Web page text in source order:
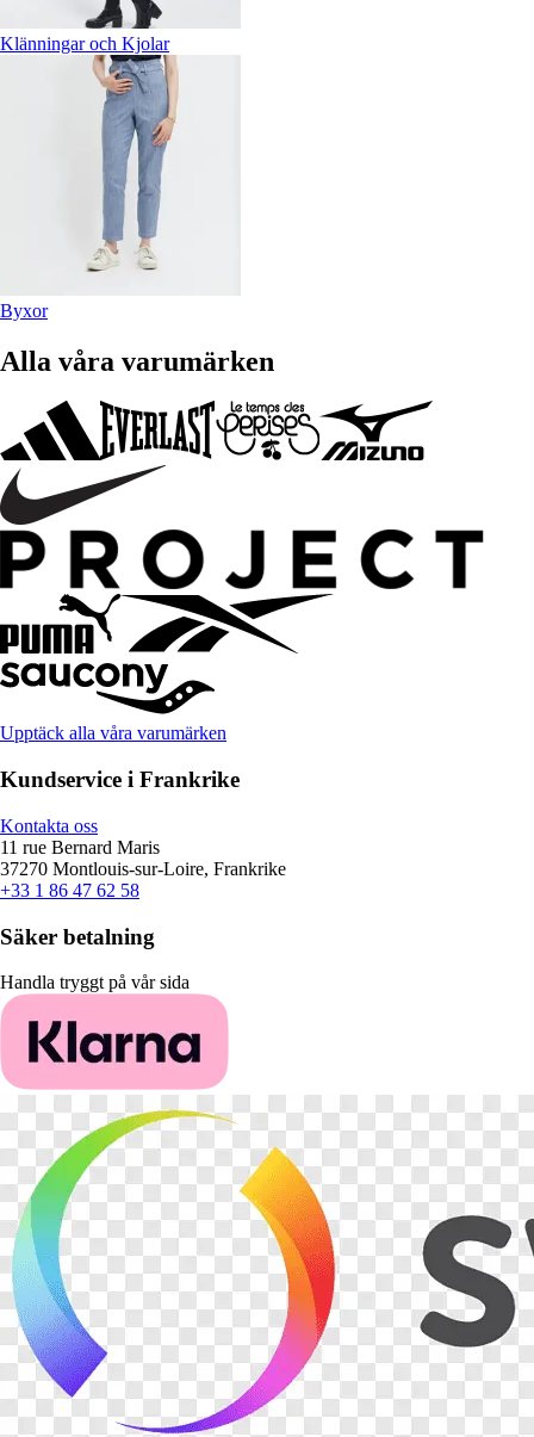
Klänningar och Kjolar
Byxor
Alla våra varumärken
Upptäck alla våra varumärken
Kundservice i Frankrike
Kontakta oss
11 rue Bernard Maris
37270 Montlouis-sur-Loire, Frankrike
+33 1 86 47 62 58
Säker betalning
Handla tryggt på vår sida